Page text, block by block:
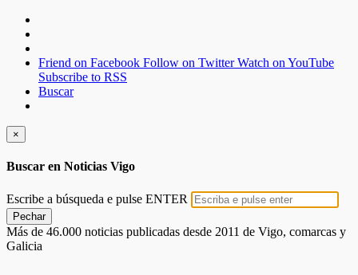
Friend on Facebook Follow on Twitter Watch on YouTube
Subscribe to RSS
Buscar
×
Buscar en Noticias Vigo
Escribe a búsqueda e pulse ENTER
Pechar
Más de 46.000 noticias publicadas desde 2011 de Vigo, comarcas y
Galicia